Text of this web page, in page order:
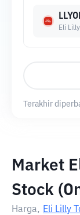
Eli
Terakhir
Market
Stock
Harga, Eli Lilly